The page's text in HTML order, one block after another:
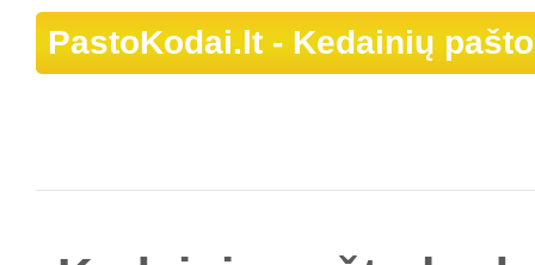
PastoKodai.lt - Kedainių